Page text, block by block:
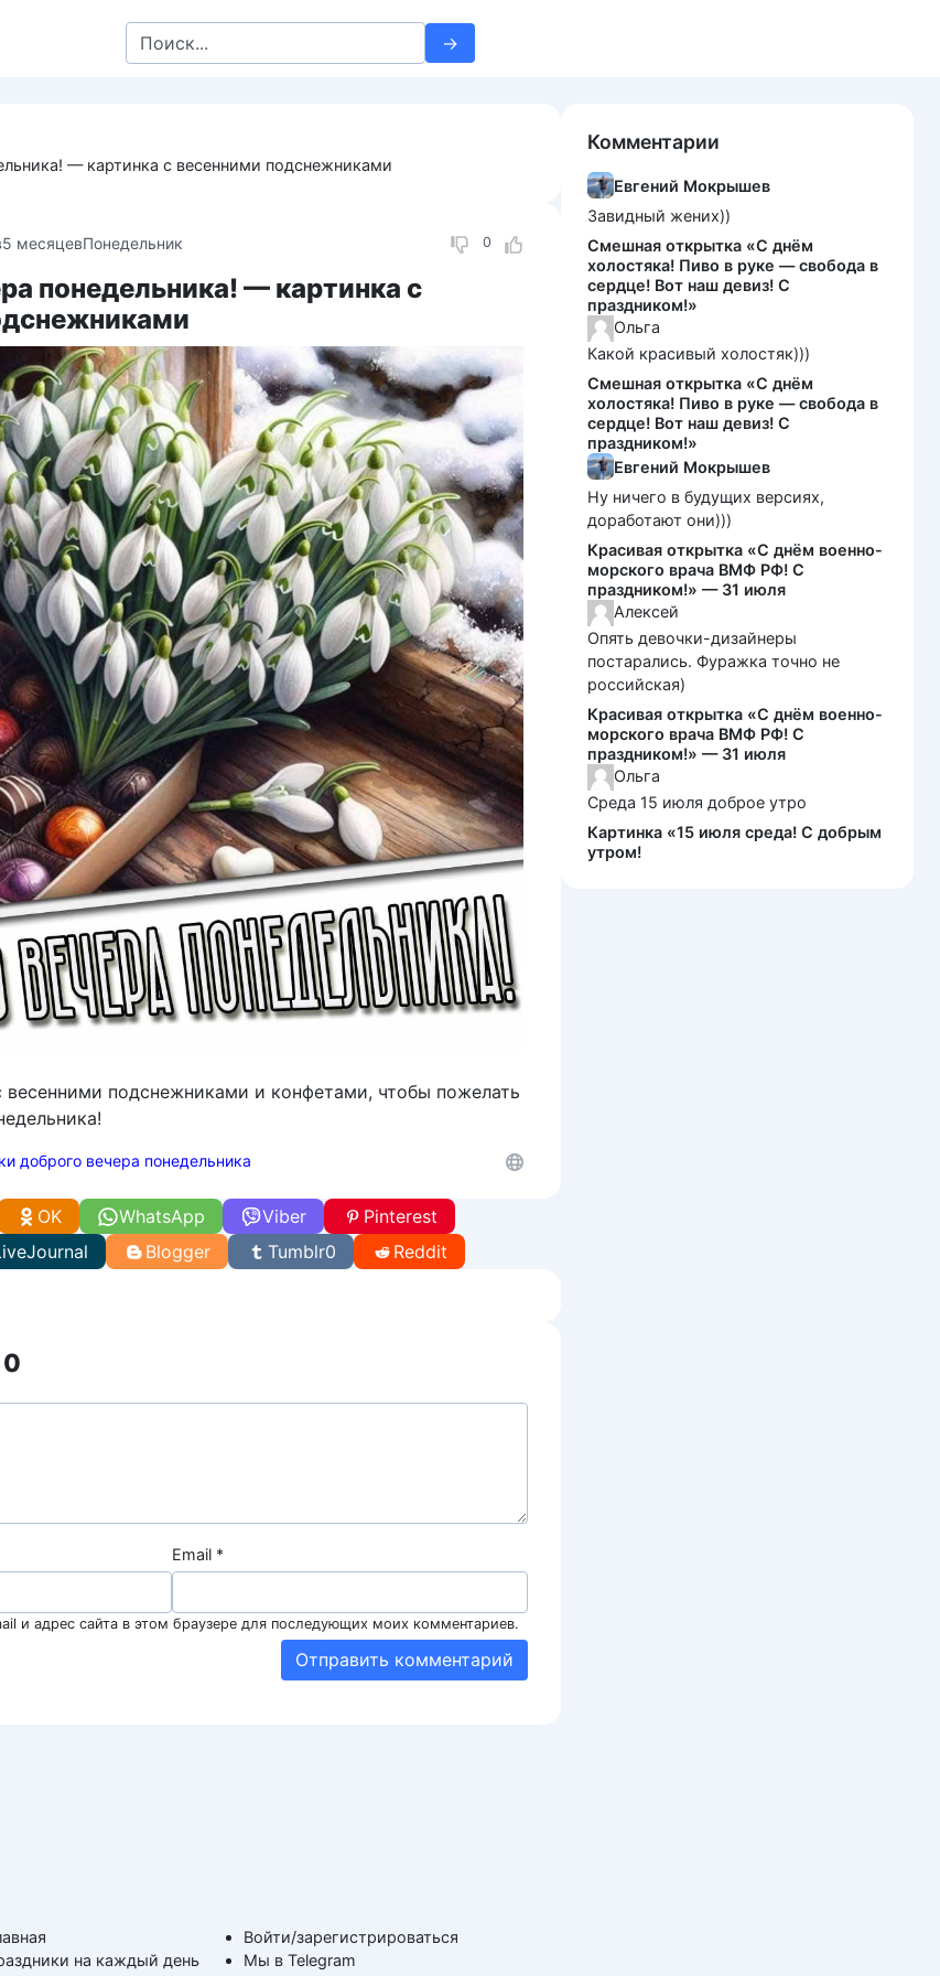
Search
for:
— картинка с весенними подснежниками
0
5 месяцевПонедельник
понедельника! — картинка с
весенними подснежниками и конфетами, чтобы пожелать
доброго вечера понедельника
WhatsApp Viber
OK
Tumblr0
Pinterest
Reddit
Blogger
Email *
и адрес сайта в этом браузере для последующих моих комментариев.
Комментарии
Евгений Мокрышев
Завидный жених))
Смешная открытка «С днём
холостяка! Пиво в руке — свобода в
сердце! Вот наш девиз! С
праздником!»
Ольга
Какой красивый холостяк)))
Смешная открытка «С днём
холостяка! Пиво в руке — свобода в
сердце! Вот наш девиз! С
праздником!»
Евгений Мокрышев
Ну ничего в будущих версиях,
доработают они)))
Красивая открытка «С днём военно-
морского врача ВМФ РФ! С
праздником!» — 31 июля
Алексей
Опять девочки-дизайнеры
постарались. Фуражка точно не
российская)
Красивая открытка «С днём военно-
морского врача ВМФ РФ! С
праздником!» — 31 июля
Ольга
Среда 15 июля доброе утро
Картинка «15 июля среда! С добрым
утром!
на каждый день
Войти/зарегистрироваться
Мы в Telegram